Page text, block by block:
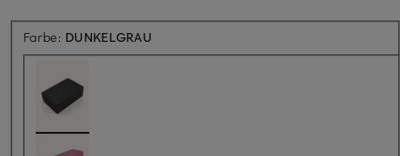
Farbe: DUNKELGRAU